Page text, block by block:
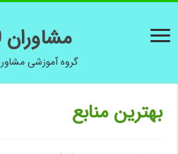
مشاوران 100
گروه آموزشی
بهترین منابع